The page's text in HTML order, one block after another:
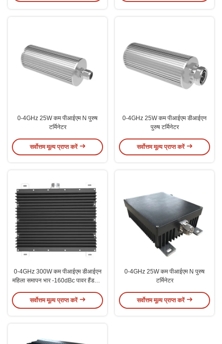
0-4GHz 25W कम पीआईएम N पुरुष
टर्मिनेटर
सर्वोत्तम मूल्य प्राप्त करें
0-4GHz 25W कम पीआईएम डीआईएन
पुरुष टर्मिनेटर
सर्वोत्तम मूल्य प्राप्त करें
0-4GHz 300W कम पीआईएम डीआईएन
महिला समापन भार -160dBc पावर हैंडलिंग
सर्वोत्तम मूल्य प्राप्त करें
0-4GHz 25W कम पीआईएम N पुरुष
टर्मिनेटर
सर्वोत्तम मूल्य प्राप्त करें